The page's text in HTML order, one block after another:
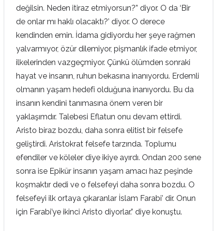
değilsin. Neden itiraz etmiyorsun?” diyor. O da ‘Bir
de onlar mı haklı olacaktı?’ diyor. O derece
kendinden emin. İdama gidiyordu her şeye rağmen
yalvarmıyor, özür dilemiyor, pişmanlık ifade etmiyor,
ilkelerinden vazgeçmiyor. Çünkü ölümden sonraki
hayat ve insanın, ruhun bekasına inanıyordu. Erdemli
olmanın yaşam hedefi olduğuna inanıyordu. Bu da
insanın kendini tanımasına önem veren bir
yaklaşımdır. Talebesi Eflatun onu devam ettirdi.
Aristo biraz bozdu, daha sonra elitist bir felsefe
geliştirdi. Aristokrat felsefe tarzında. Toplumu
efendiler ve köleler diye ikiye ayırdı. Ondan 200 sene
sonra ise Epikür insanın yaşam amacı haz peşinde
koşmaktır dedi ve o felsefeyi daha sonra bozdu. O
felsefeyi ilk ortaya çıkaranlar İslam Farabi’ dir. Onun
için Farabi’ye ikinci Aristo diyorlar.” diye konuştu.